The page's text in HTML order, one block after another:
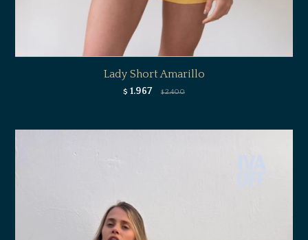
Lady Short Amarillo
$ 1.967 $ 2.400